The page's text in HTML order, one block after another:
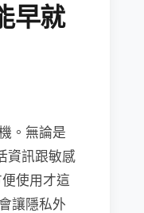
早就
。無論是
資訊跟敏感
使用才這
讓隱私外